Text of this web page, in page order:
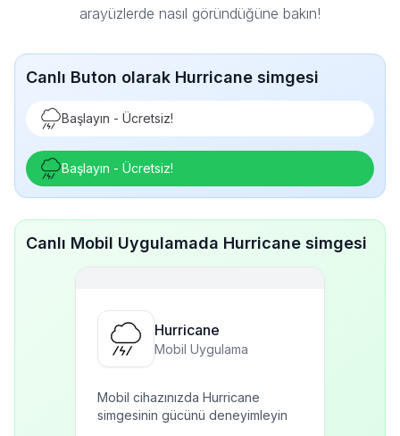
arayüzlerde nasıl göründüğüne bakın!
Canlı Buton olarak Hurricane simgesi
Başlayın - Ücretsiz!
Başlayın - Ücretsiz!
Canlı Mobil Uygulamada Hurricane simgesi
Hurricane
Mobil Uygulama
Mobil cihazınızda Hurricane
simgesinin gücünü deneyimleyin